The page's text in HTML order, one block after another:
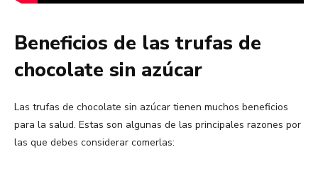
Beneficios de las trufas de
chocolate sin azúcar
Las trufas de chocolate sin azúcar tienen muchos beneficios
para la salud. Estas son algunas de las principales razones por
las que debes considerar comerlas: